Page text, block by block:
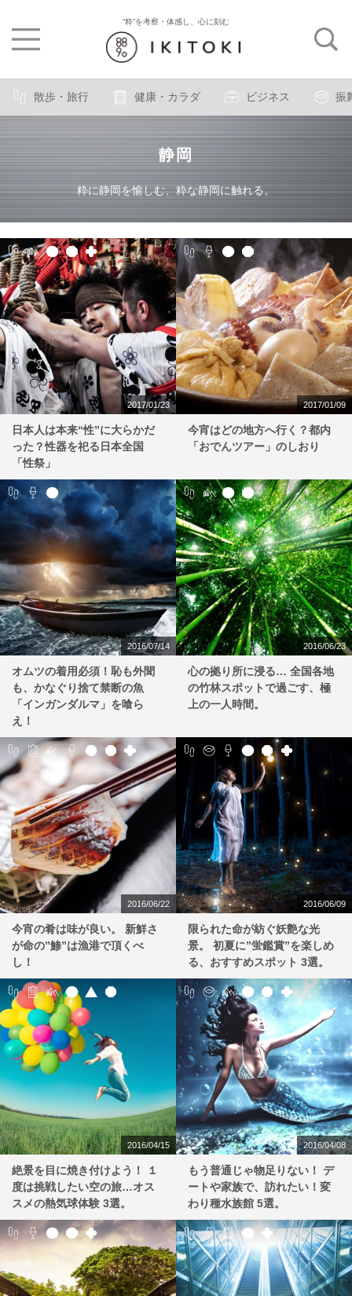
“粋”を考察・体感し、心に刻む
散歩・旅行 健康・カラダ ビジネス 振
静岡
粋に静岡を愉しむ、粋な静岡に触れる。
2017/01/23
日本人は本来“性”に大らかだ
った？性器を祀る日本全国
「性祭」
2017/01/09
今宵はどの地方へ行く？都内
「おでんツアー」のしおり
2016/07/14
オムツの着用必須！恥も外聞
も、かなぐり捨て禁断の魚
「インガンダルマ」を喰ら
え！
2016/06/23
心の拠り所に浸る… 全国各地
の竹林スポットで過ごす、極
上の一人時間。
2016/06/22
今宵の肴は味が良い。 新鮮さ
が命の”鯵”は漁港で頂くべ
し！
2016/06/09
限られた命が紡ぐ妖艶な光
景。 初夏に”蛍鑑賞”を楽しめ
る、おすすめスポット 3選。
2016/04/15
絶景を目に焼き付けよう！ １
度は挑戦したい空の旅…オス
スメの熱気球体験 3選。
2016/04/08
もう普通じゃ物足りない！ デ
ートや家族で、訪れたい！変
わり種水族館 5選。